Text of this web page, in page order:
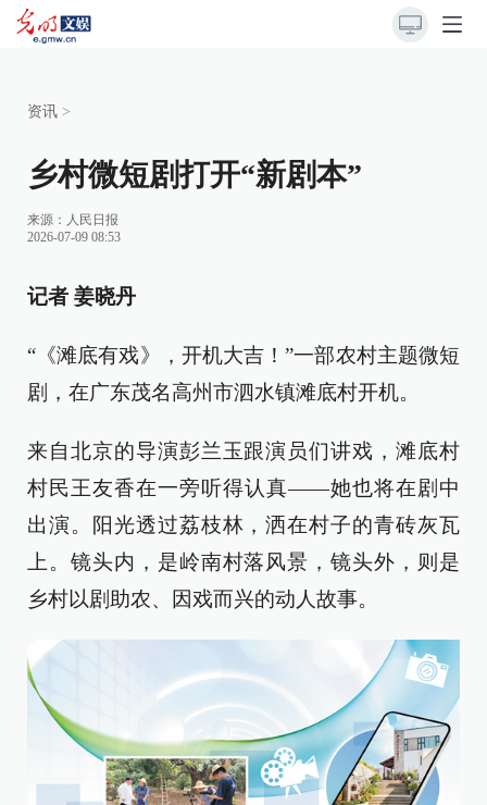
资讯 >
乡村微短剧打开“新剧本”
来源： 人民日报
2026-07-09 08:53
记者 姜晓丹
“《滩底有戏》，开机大吉！”一部农村主题微短
剧，在广东茂名高州市泗水镇滩底村开机。
来自北京的导演彭兰玉跟演员们讲戏，滩底村
村民王友香在一旁听得认真——她也将在剧中
出演。阳光透过荔枝林，洒在村子的青砖灰瓦
上。镜头内，是岭南村落风景，镜头外，则是
乡村以剧助农、因戏而兴的动人故事。